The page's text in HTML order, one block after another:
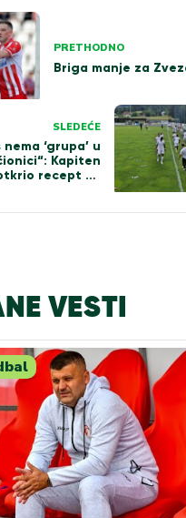
PRETHODNO
Briga manje za
SLEDEĆE
nema ‘grupa’ u
Kapiten
recept za
VESTI